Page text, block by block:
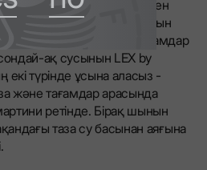
сезініп, әдеттегіден
көрсету температурасын
үшін суық, нәзік тағамдар
ақ сусынын LEX by
түрінде ұсына аласыз -
және тағамдар арасында
ретінде. Бірақ шынын
таза су басынан аяғына